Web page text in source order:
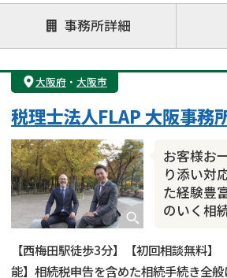
注力案件
遺言書作成・遺言執行
相続放棄
遺産分割
遺留分侵害額請求
相続手続き
成年後見・任意後見
贈与税
相続人調査
相続財産調査
相続トラブル
事務所詳細
大阪府・ 大阪市
お客様お
り添い対
た経験豊
のいく相
税理士法人FLAP 大阪事務
【西梅田駅徒歩3分】【初回相談無料
能】相続税申告を含めた相続手続き全